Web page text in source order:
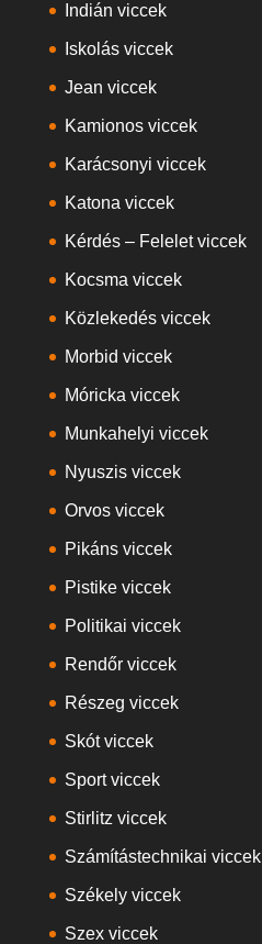
Indián viccek
Iskolás viccek
Jean viccek
Kamionos viccek
Karácsonyi viccek
Katona viccek
Kérdés – Felelet viccek
Kocsma viccek
Közlekedés viccek
Morbid viccek
Móricka viccek
Munkahelyi viccek
Nyuszis viccek
Orvos viccek
Pikáns viccek
Pistike viccek
Politikai viccek
Rendőr viccek
Részeg viccek
Skót viccek
Sport viccek
Stirlitz viccek
Számítástechnikai viccek
Székely viccek
Szex viccek